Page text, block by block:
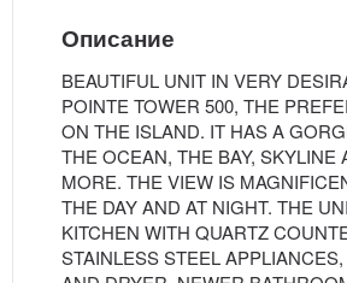
Описание
BEAUTIFUL UNIT IN VERY
POINTE TOWER 500, THE
ON THE ISLAND. IT HAS A
THE OCEAN, THE BAY, SKYLINE
MORE. THE VIEW IS
THE DAY AND AT NIGHT. THE
KITCHEN WITH QUARTZ
STAINLESS STEEL